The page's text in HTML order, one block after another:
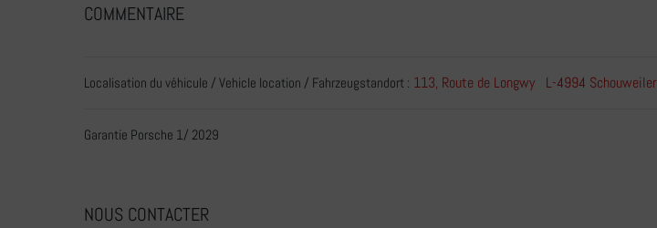
COMMENTAIRE
Localisation du véhicule / Vehicle location / Fahrzeugstandort : 113, Route de Longwy L-4994 Schouweiler
Garantie Porsche 1/ 2029
NOUS CONTACTER